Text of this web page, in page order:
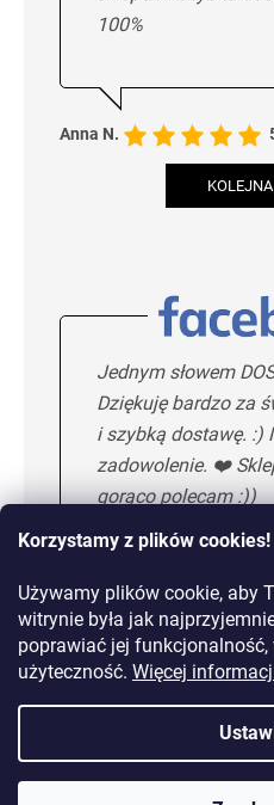
Korzystamy z plików cookies!
Używamy plików cookie, aby
witrynie była jak
poprawiać jej
użyteczność. Więcej
100%
Anna N.
Jednym słowem
Dziękuję bardzo za
i szybką dostawę. :)
zadowolenie. ❤️
gorąco polecam :))
Maria H.